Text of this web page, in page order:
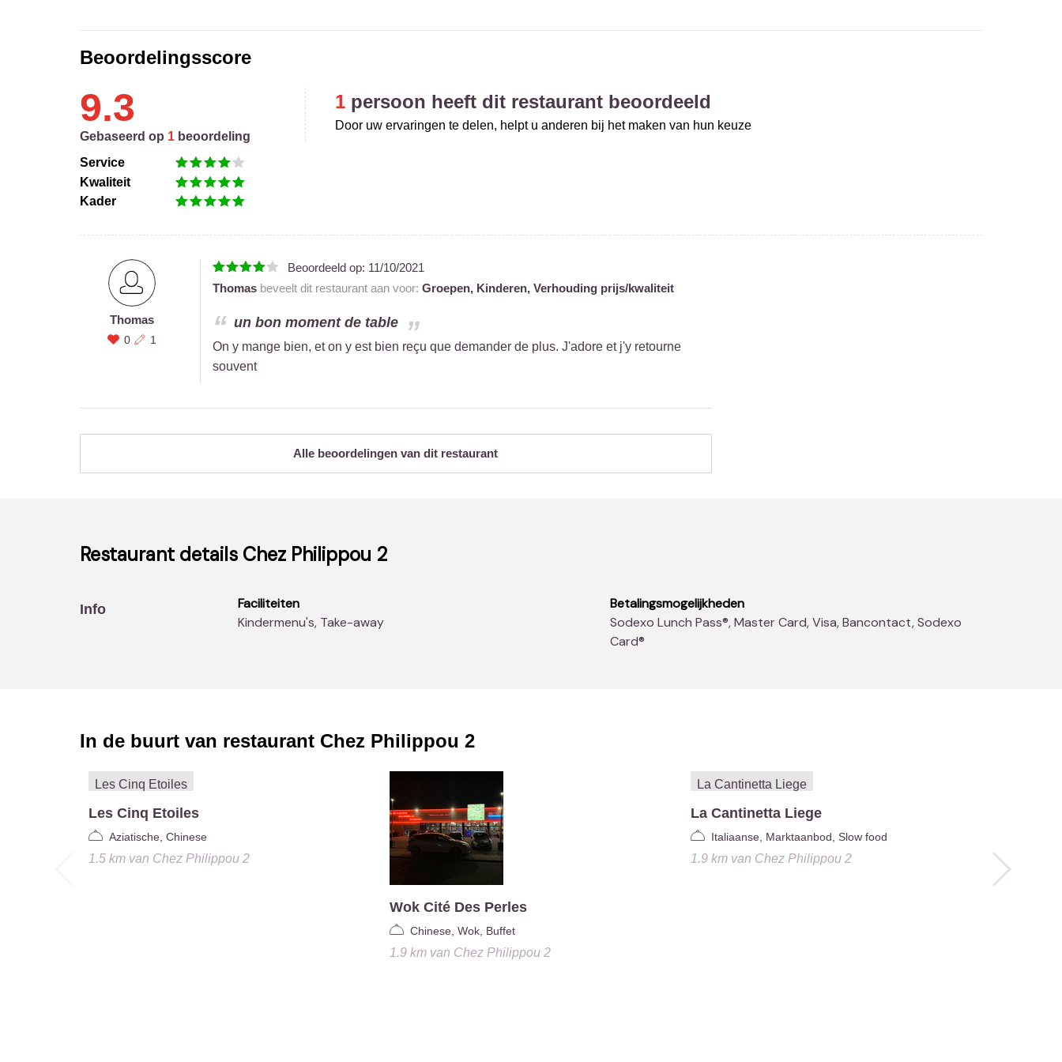
Beoordelingsscore
9.3
Gebaseerd op 1 beoordeling
Service
Kwaliteit
Kader
1 persoon heeft dit restaurant beoordeeld
Door uw ervaringen te delen, helpt u anderen bij het maken van hun keuze
Thomas
0 1
Beoordeeld op: 11/10/2021
Thomasbeveelt dit restaurant aan voor: Groepen, Kinderen, Verhouding prijs/kwaliteit
un bon moment de table
On y mange bien, et on y est bien reçu que demander de plus. J'adore et j'y retourne
souvent
Alle beoordelingen van dit restaurant
Restaurant details Chez Philippou 2
Info
Faciliteiten
Kindermenu's, Take-away
Betalingsmogelijkheden
Sodexo Lunch Pass®, Master Card, Visa, Bancontact, Sodexo
Card®
In de buurt van restaurant Chez Philippou 2
Les Cinq Etoiles
Aziatische, Chinese
1.5 kmvan Chez Philippou 2
Wok Cité Des Perles
Chinese, Wok, Buffet
1.9 kmvan Chez Philippou 2
La Cantinetta Liege
Italiaanse, Marktaanbod, Slow food
1.9 kmvan Chez Philippou 2